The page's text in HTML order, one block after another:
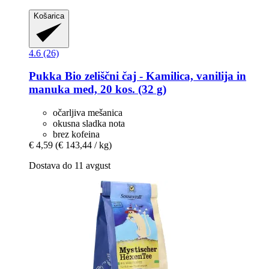
Košarica
4.6 (26)
Pukka Bio zeliščni čaj -​ Kamilica, vanilija in
manuka med, 20 kos. (32 g)
očarljiva mešanica
okusna sladka nota
brez kofeina
€ 4,59 (€ 143,44 / kg)
Dostava do 11 avgust